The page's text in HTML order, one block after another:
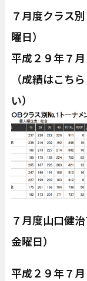
７月度クラス
曜日）
平成２９年７
（成績はこち
い）
７月度山口健
金曜日）
平成２９年７